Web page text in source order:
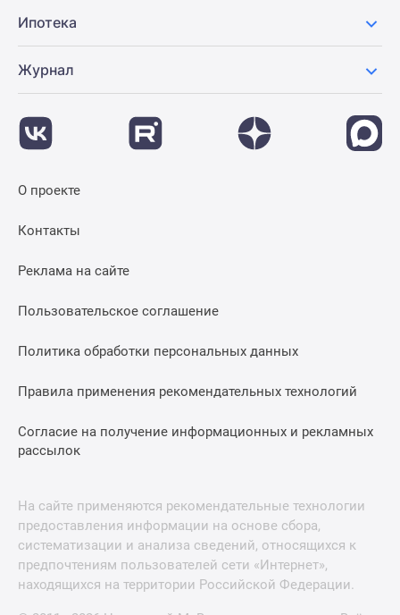
Ипотека
Журнал
О проекте
Контакты
Реклама на сайте
Пользовательское соглашение
Политика обработки персональных данных
Правила применения рекомендательных технологий
Согласие на получение информационных и рекламных
рассылок
На сайте применяются рекомендательные технологии
предоставления информации на основе сбора,
систематизации и анализа сведений, относящихся к
предпочтениям пользователей сети «Интернет»,
находящихся на территории Российской Федерации.